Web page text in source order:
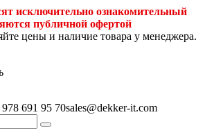
исключительно ознакомительный
публичной офертой
цены и наличие товара у менеджера.
691 95 70sales@dekker-it.com